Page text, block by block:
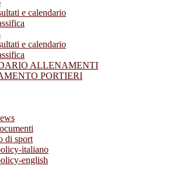
e calendario
e calendario
ALLENAMENTI
PORTIERI
di sport
italiano
english